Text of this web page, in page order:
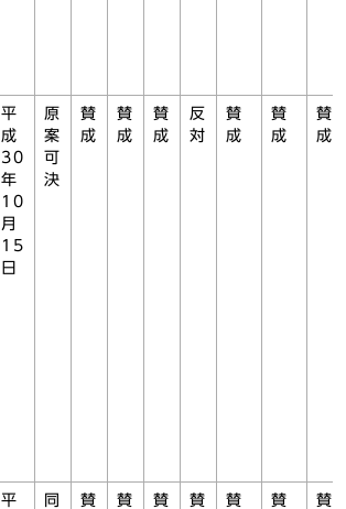
平
成
30
年
10
月
15
日
原
案
可
決
賛
成
賛
成
賛
成
反
対
賛
成
賛
成
賛
成
平
同
賛
賛
賛
賛
賛
賛
賛